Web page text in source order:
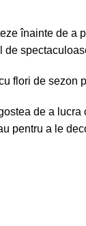
înainte de a
de
flori de sezon
de a lucra
pentru a le